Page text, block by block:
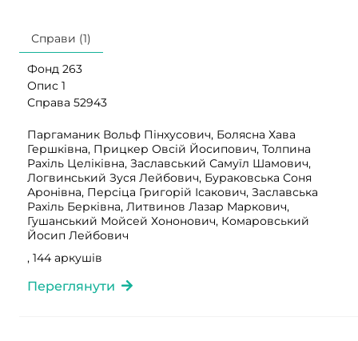
Справи (1)
Фонд 263
Опис 1
Справа 52943
Паргаманик Вольф Пінхусович, Болясна Хава
Гершківна, Прицкер Овсій Йосипович, Толпина
Рахіль Целіківна, Заславський Самуїл Шамович,
Логвинський Зуся Лейбович, Бураковська Соня
Аронівна, Персіца Григорій Ісакович, Заславська
Рахіль Берківна, Литвинов Лазар Маркович,
Гушанський Мойсей Хононович, Комаровський
Йосип Лейбович
, 144 аркушів
Переглянути